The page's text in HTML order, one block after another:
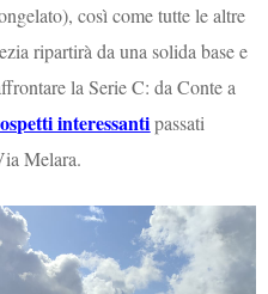
così come tutte le altre
ripartirà da una solida base e
la Serie C: da Conte a
interessantipassati
Melara.